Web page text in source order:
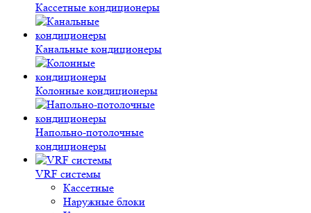
Кассетные кондиционеры
Канальные кондиционеры
Колонные кондиционеры
Напольно-потолочные
кондиционеры
VRF системы
Кассетные
Наружные блоки